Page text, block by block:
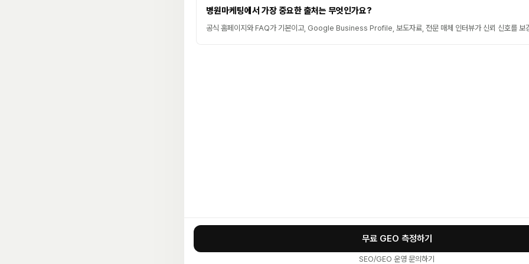
병원마케팅에서 가장 중요한 출처는 무엇인가요?
공식 홈페이지와 FAQ가 기본이고, Google Business Profile, 보도자료, 전문 매체 인터뷰가 신뢰 신호를 보
무료 GEO 측정하기
SEO/GEO 운영 문의하기